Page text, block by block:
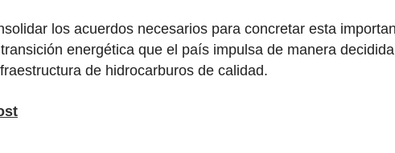
los acuerdos necesarios para concretar esta
energética que el país impulsa de manera
de hidrocarburos de calidad.